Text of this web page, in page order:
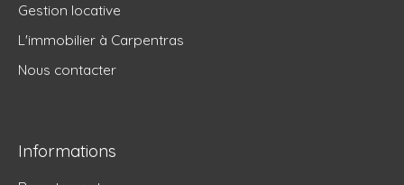
Gestion locative
L'immobilier à Carpentras
Nous contacter
Informations